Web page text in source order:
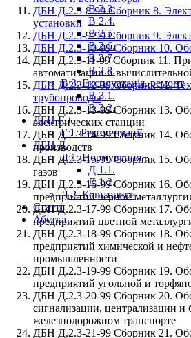
В 2.3.
В 2.4.
В 2.5.
В 2.6.
В 2.7.
В 2.8.
В 3. Експлуатація, ремонт+
В 3.1.
В 3.2.
ДБН Г.+
Г 1. Рекомендації
ДБН Д.+
Д 1. Нормування+
Д 1.1.
Д 1.2.
Д 2. Кошториси
Статті
Абетка
ДБН Д.2.3-8-99 Сборник 8.
установки
ДБН Д.2.3-9-99 Сборник 9.
ДБН Д.2.3-10-99 Сборник 10.
ДБН Д.2.3-11-99 Сборник 11.
автоматизации и
ДБН Д.2.3-12-99 Сборник 12.
трубопроводы
ДБН Д.2.3-13-99 Сборник 13.
электрических станции
ДБН Д.2.3-14-99 Сборник 14.
производств
ДБН Д.2.3-15-99 Сборник 15.
газов
ДБН Д.2.3-16-99 Сборник 16.
предприятий черной
ДБН Д.2.3-17-99 Сборник 17.
предприятий цветной
ДБН Д.2.3-18-99 Сборник 18.
предприятий химической и
промышленности
ДБН Д.2.3-19-99 Сборник 19.
предприятий угольной и
ДБН Д.2.3-20-99 Сборник 20.
сигнализации, централизации и
железнодорожном транспорте
ДБН Д.2.3-21-99 Сборник 21.